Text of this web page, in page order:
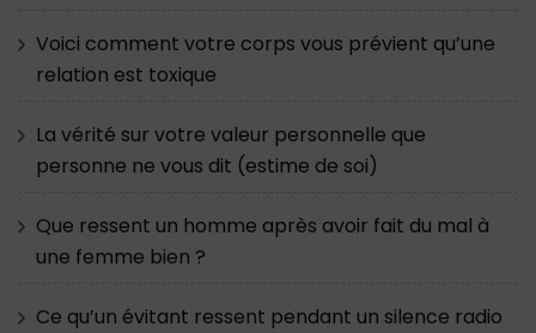
Voici comment votre corps vous prévient qu’une
relation est toxique
La vérité sur votre valeur personnelle que
personne ne vous dit (estime de soi)
Que ressent un homme après avoir fait du mal à
une femme bien ?
Ce qu’un évitant ressent pendant un silence radio